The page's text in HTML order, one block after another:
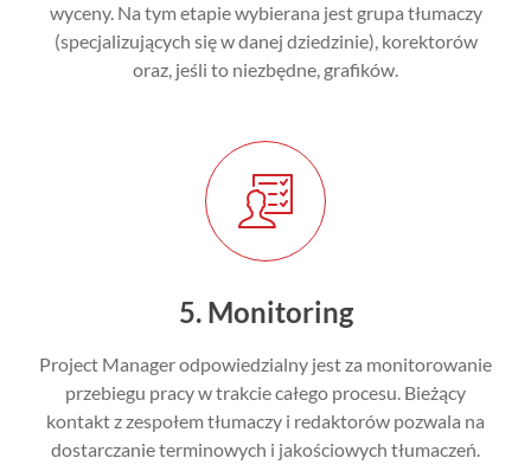
wyceny. Na tym etapie wybierana jest grupa tłumaczy
(specjalizujących się w danej dziedzinie), korektorów
oraz, jeśli to niezbędne, grafików.
5. Monitoring
Project Manager odpowiedzialny jest za monitorowanie
przebiegu pracy w trakcie całego procesu. Bieżący
kontakt z zespołem tłumaczy i redaktorów pozwala na
dostarczanie terminowych i jakościowych tłumaczeń.